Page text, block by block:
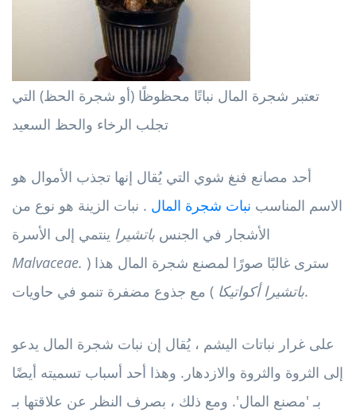
تعتبر شجرة المال نباتًا محظوظًا (أو شجرة الحظ) التي
تجلب الرخاء والحظ السعيد
أحد مصانع فنغ شوي التي يُقال إنها تجذب الأموال هو
الاسم المناسب نبات شجرة المال . نبات الزينة هو نوع من
الأشجار في الجنس باتشيرا ينتمي إلى الأسرة
Malvaceae. سترى غالبًا صورًا لمصنع شجرة المال هذا (
باتشيرا أكواتيكا) مع جذوع مضفرة تنمو في حاويات.
على غرار نباتات اليشم ، يُقال إن نبات شجرة المال يدعو
إلى الثروة والثروة والازدهار. وهذا أحد أسباب تسميته أيضًا
بـ 'مصنع المال'. ومع ذلك ، بصرف النظر عن علاقتها بـ